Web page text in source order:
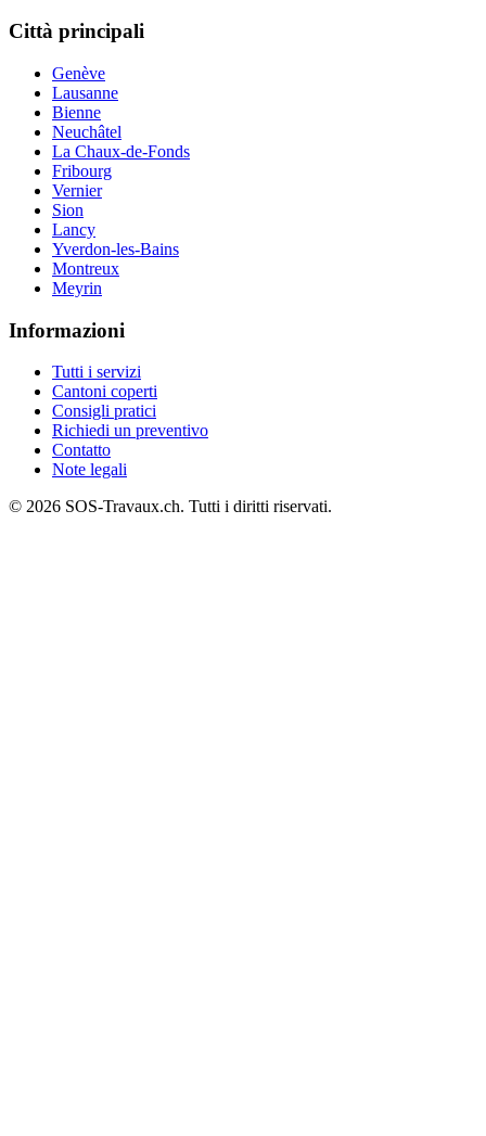
Città principali
Genève
Lausanne
Bienne
Neuchâtel
La Chaux-de-Fonds
Fribourg
Vernier
Sion
Lancy
Yverdon-les-Bains
Montreux
Meyrin
Informazioni
Tutti i servizi
Cantoni coperti
Consigli pratici
Richiedi un preventivo
Contatto
Note legali
© 2026 SOS-Travaux.ch. Tutti i diritti riservati.